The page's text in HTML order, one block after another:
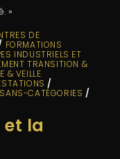
»
DE
FORMATIONS
INDUSTRIELS ET
TRANSITION &
& VEILLE
/
SANS-CATÉGORIES /
la